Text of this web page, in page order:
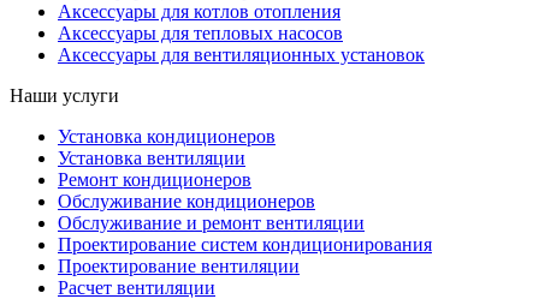
Аксессуары для котлов отопления
Аксессуары для тепловых насосов
Аксессуары для вентиляционных установок
Наши услуги
Установка кондиционеров
Установка вентиляции
Ремонт кондиционеров
Обслуживание кондиционеров
Обслуживание и ремонт вентиляции
Проектирование систем кондиционирования
Проектирование вентиляции
Расчет вентиляции